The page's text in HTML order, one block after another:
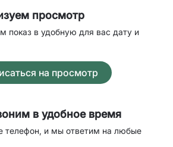
просмотр
показ в удобную для вас дату и
на просмотр
в удобное время
телефон, и мы ответим на любые